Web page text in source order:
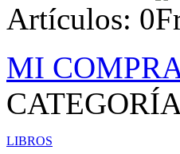
Artículos: 0
MI
LIBROS